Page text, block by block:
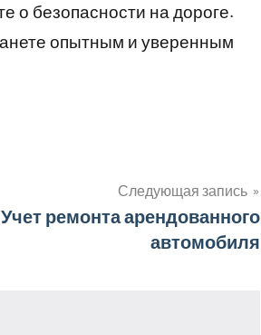
о безопасности на дороге.
опытным и уверенным
Следующая запись
Учет ремонта арендованного
автомобиля